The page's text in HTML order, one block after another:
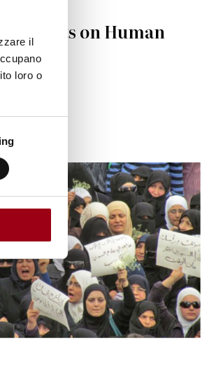
il
loro o
on Human